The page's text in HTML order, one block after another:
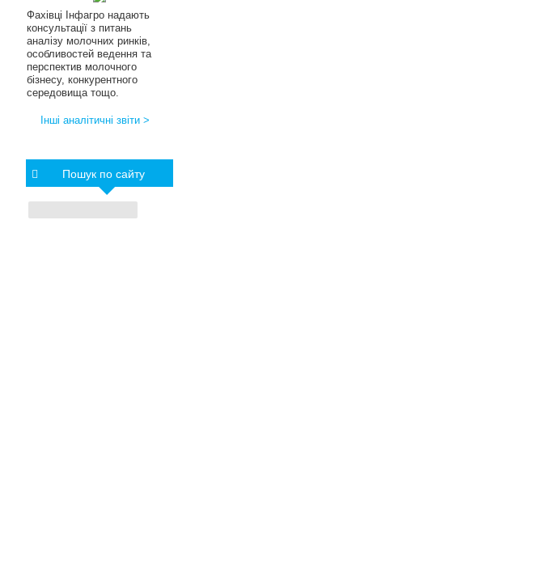
Фахівці Інфагро надають
консультації з питань
аналізу молочних ринків,
особливостей ведення та
перспектив молочного
бізнесу, конкурентного
середовища тощо.
Інші аналітичні звіти >
Пошук по сайту